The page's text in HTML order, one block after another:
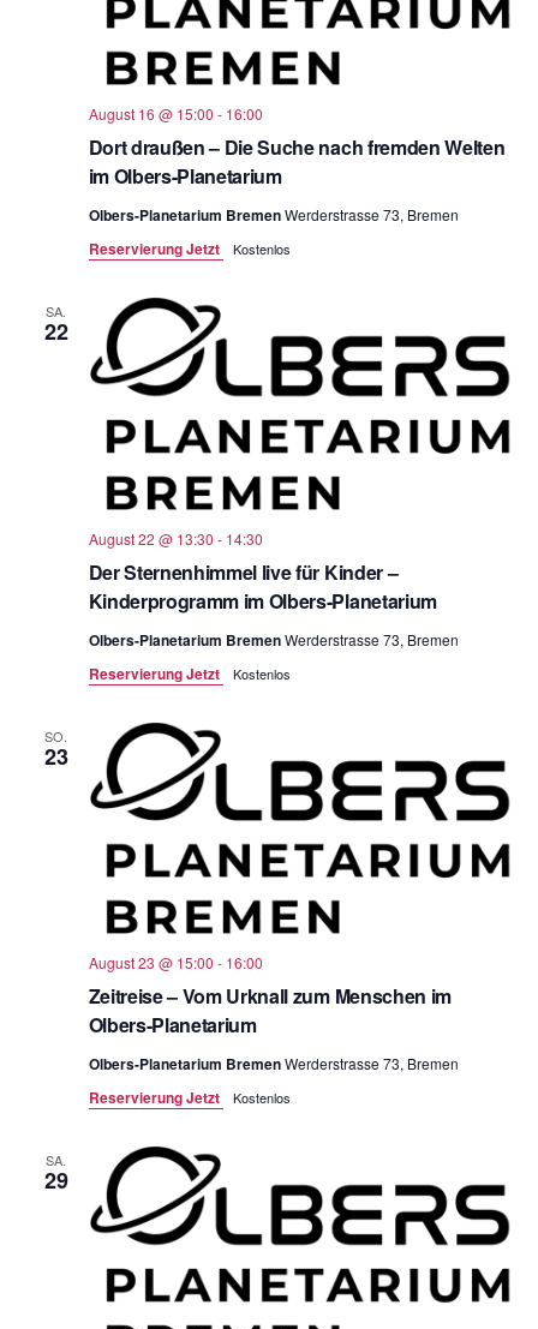
Dort draußen – Die Suche nach fremden Welten
im Olbers-Planetarium
August 16 @ 15:00 - 16:00
Olbers-Planetarium BremenWerderstrasse 73, Bremen
Reservierung Jetzt Kostenlos
SA.
22
Der Sternenhimmel live für Kinder –
Kinderprogramm im Olbers-Planetarium
August 22 @ 13:30 - 14:30
Olbers-Planetarium BremenWerderstrasse 73, Bremen
Reservierung Jetzt Kostenlos
SO.
23
Zeitreise – Vom Urknall zum Menschen im
Olbers-Planetarium
August 23 @ 15:00 - 16:00
Olbers-Planetarium BremenWerderstrasse 73, Bremen
Reservierung Jetzt Kostenlos
SA.
29